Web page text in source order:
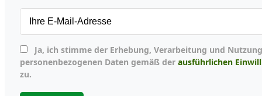
personenbezogenen Daten gemäß der ausführlichen
zu.